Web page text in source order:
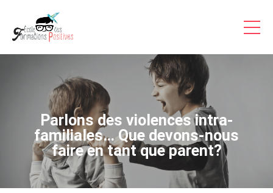
Parlons des violences intra-
familiales… Que devons-nous
faire en tant que parent?
Consultations & Coaching
Articles
Témoignages Vidéo
Inscriptions
A Propos